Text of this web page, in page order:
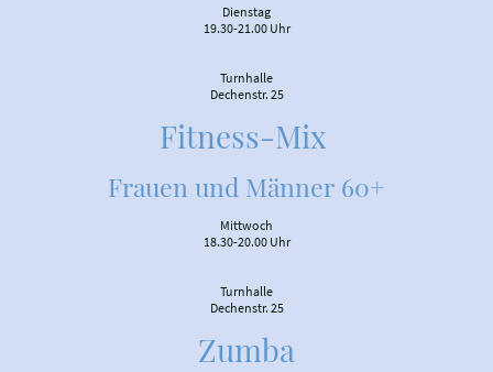
Dienstag
19.30-21.00 Uhr
Turnhalle
Dechenstr. 25
Fitness-Mix
Frauen und Männer 60+
Mittwoch
18.30-20.00 Uhr
Turnhalle
Dechenstr. 25
Zumba